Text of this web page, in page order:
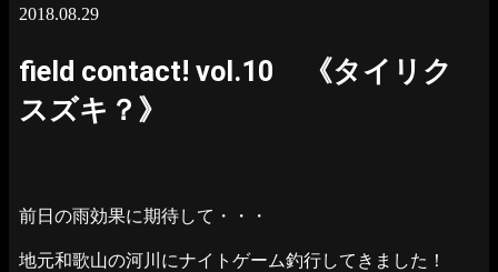
2018.08.29
field contact! vol.10 《タイリク
スズキ？》
前日の雨効果に期待して・・・
地元和歌山の河川にナイトゲーム釣行してきました！